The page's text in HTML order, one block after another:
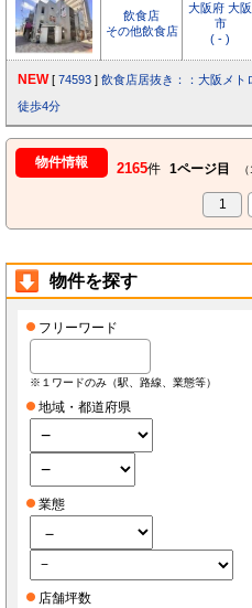
飲食店
その他飲食店
大阪府 大阪
市
( - )
NEW [ 74593 ] 飲食店居抜き：：大阪メト
徒歩4分
物件情報 2165件 1ページ目
1
物件を探す
フリーワード
※１ワードのみ（駅、路線、業態等）
地域・都道府県
業態
店舗坪数